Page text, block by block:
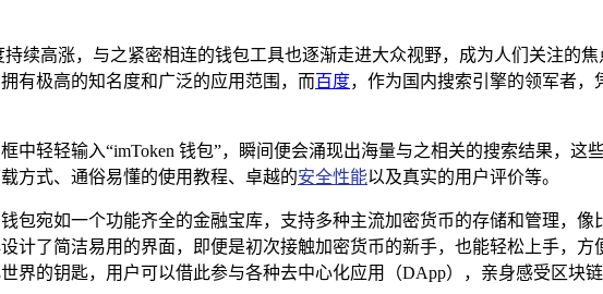
续高涨，与之紧密相连的钱包工具也逐渐走进大众视野，成为人们关注的
有极高的知名度和广泛的应用范围，而百度，作为国内搜索引擎的领军者
轻轻输入“imToken 钱包”，瞬间便会涌现出海量与之相关的搜索结果，这
方式、通俗易懂的使用教程、卓越的安全性能以及真实的用户评价等。
包宛如一个功能齐全的金融宝库，支持多种主流加密货币的存储和管理，
计了简洁易用的界面，即便是初次接触加密货币的新手，也能轻松上手，方
界的钥匙，用户可以借此参与各种去中心化应用（DApp），亲身感受区块